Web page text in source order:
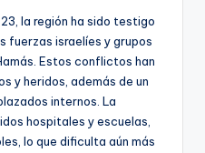
la región ha sido testigo
fuerzas israelíes y grupos
Estos conflictos han
y heridos, además de un
internos. La
hospitales y escuelas,
lo que dificulta aún más